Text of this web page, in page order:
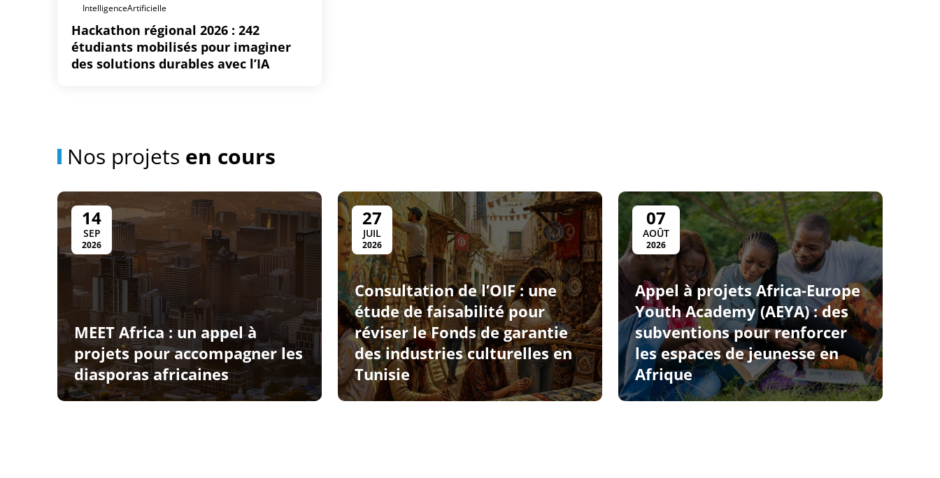
IntelligenceArtificielle
Hackathon régional 2026 : 242
étudiants mobilisés pour imaginer
des solutions durables avec l’IA
Nos projets en cours
14
SEP
2026
MEET Africa : un appel à
projets pour accompagner les
diasporas africaines
27
JUIL
2026
Consultation de l’OIF : une
étude de faisabilité pour
réviser le Fonds de garantie
des industries culturelles en
Tunisie
07
AOÛT
2026
Appel à projets Africa-Europe
Youth Academy (AEYA) : des
subventions pour renforcer
les espaces de jeunesse en
Afrique